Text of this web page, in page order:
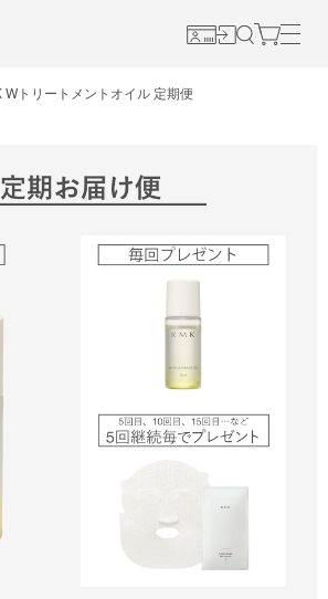
Wトリートメントオイル 定期便